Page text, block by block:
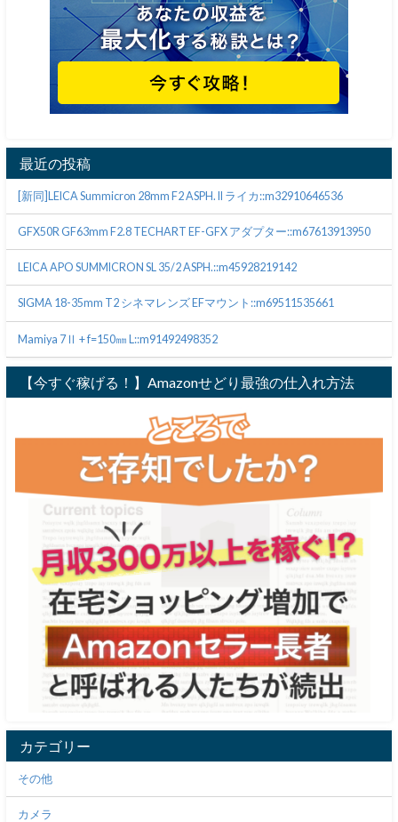
最近の投稿
[新同]LEICA Summicron 28mm F2 ASPH. II ライカ::m32910646536
GFX50R GF63mm F2.8 TECHART EF-GFX アダプター::m67613913950
LEICA APO SUMMICRON SL 35/2 ASPH.::m45928219142
SIGMA 18-35mm T2 シネマレンズ EFマウント::m69511535661
Mamiya 7Ⅱ + f=150㎜ L::m91492498352
【今すぐ稼げる！】Amazonせどり最強の仕入れ方法
カテゴリー
その他
カメラ